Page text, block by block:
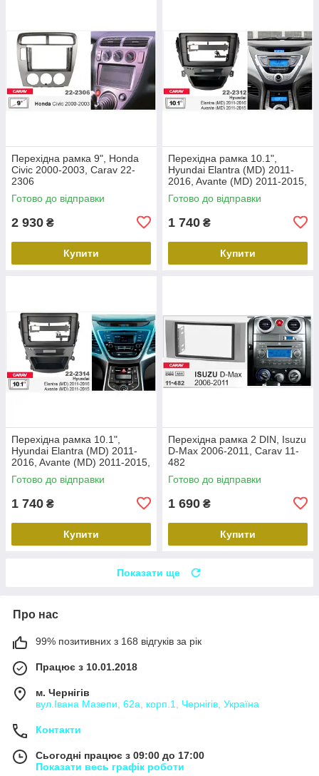
Перехідна рамка 9", Honda
Civic 2000-2003, Carav 22-
2306
Готово до відправки
2 930 ₴
Купити
Перехідна рамка 10.1",
Hyundai Elantra (MD) 2011-
2016, Avante (MD) 2011-2015,
Carav 22-2312
Готово до відправки
1 740 ₴
Купити
Перехідна рамка 10.1",
Hyundai Elantra (MD) 2011-
2016, Avante (MD) 2011-2015,
Carav 22-2314
Готово до відправки
1 740 ₴
Купити
Перехідна рамка 2 DIN, Isuzu
D-Max 2006-2011, Carav 11-
482
Готово до відправки
1 690 ₴
Купити
Показати ще
Про нас
99% позитивних з 168 відгуків за рік
Працює з 10.01.2018
м. Чернігів
вул.Івана Мазепи, 62а, корп.1, Чернігів, Україна
Контакти
Сьогодні працює з 09:00 до 17:00
Показати весь графік роботи